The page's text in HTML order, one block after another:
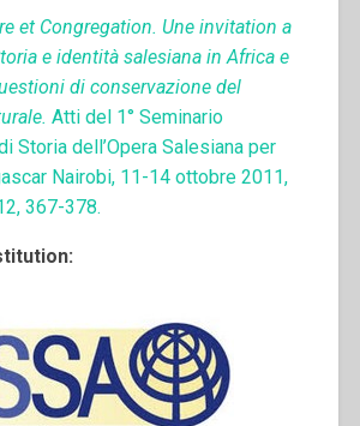
et Congregation. Une invitation a
e identità salesiana in Africa e
di conservazione del
Atti del 1° Seminario
Storia dell’Opera Salesiana per
Nairobi, 11-14 ottobre 2011,
367-378.